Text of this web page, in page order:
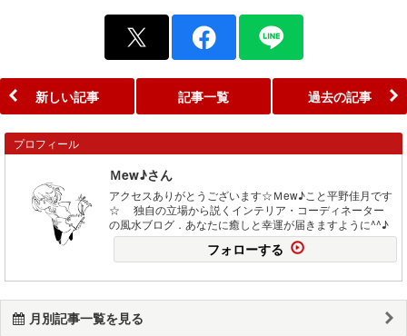
新しい記事 記事一覧 過去の記事
プロフィール
Ｍew♪さん
アクセスありがとうございます☆Ｍew♪こと平野佳月です
☆ 独自の立場から説くインテリア・コーディネーター
の風水ブログ．あなたに癒しと幸運が届きますように^^♪
フォローする
月別記事一覧を見る